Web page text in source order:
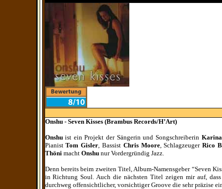
Onshu - Seven Kisses (Brambus Records/H’Art)
Onshuist ein Projekt der Sängerin und Songschreiberin
PianistTom Gisler, Bassist Chris Moore, SchlagzeugerRico
Thönimacht Onshunur Vordergründig Jazz.
Denn bereits beim zweiten Titel, Album-Namensgeber “Seven
in Richtung Soul. Auch die nächsten Titel zeigen mir auf,
durchweg offensichtlicher, vorsichtiger Groove die sehr präzise